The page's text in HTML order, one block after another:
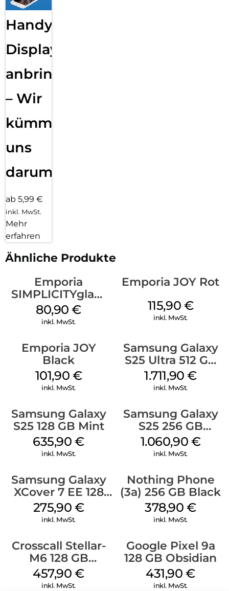
Handy
Displayfolie
anbringen
– Wir
kümmern
uns
darum!
ab 5,99 €
inkl. MwSt.
Mehr
erfahren
Ähnliche Produkte
Emporia
SIMPLICITYglam
Weiss
80,90€
inkl. MwSt.
Emporia JOY Rot
115,90 €
inkl. MwSt.
Emporia JOY
Black
101,90 €
inkl. MwSt.
Samsung Galaxy
S25 Ultra 512 GB
Titanium
Silverblue
1.711,90€
inkl. MwSt.
Samsung Galaxy
S25 128 GB Mint
635,90€
inkl. MwSt.
Samsung Galaxy
S25 256 GB
Icyblue
1.060,90 €
inkl. MwSt.
Samsung Galaxy
XCover 7 EE 128
GB Black
275,90 €
inkl. MwSt.
Nothing Phone
(3a) 256 GB Black
378,90€
inkl. MwSt.
Crosscall Stellar-
M6 128 GB
Schwarz
457,90€
inkl. MwSt.
Google Pixel 9a
128 GB Obsidian
431,90€
inkl. MwSt.